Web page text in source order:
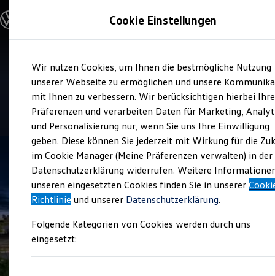
Hauptinhalt
springen
Footer
springen
Modelle und Konfigurator
Modelle vergleichen
Elektroautos
ENERGY Sondermodelle
Nutzfahrzeuge
SUV und CUV
Familienautos
Kombis
Kompaktwagen
Sportwagen
Schnell verfügbare Fahrzeuge
Angebote und Produkte
Aktuelle Angebote
E-Auto-Förderung
Volkswagen Marktplatz
Junge Gebrauchtwagen und Gebrauchtwagen
Volkswagen Zertifizierte Gebrauchtwagen
Zubehör- und Serviceangebote
Service
Autohaus Willy Ernst
4.7| 286 Bewertungen
Cookie Einstellungen
Wir nutzen Cookies, um Ihnen die bestmögliche Nutzung
unserer Webseite zu ermöglichen und unsere
mit Ihnen zu verbessern. Wir berücksichtigen hierbei Ihre
Präferenzen und verarbeiten Daten für Marketing,
und Personalisierung nur, wenn Sie uns Ihre Einwilligung
geben. Diese können Sie jederzeit mit Wirkung für die
im Cookie Manager (Meine Präferenzen verwalten) in der
Datenschutzerklärung widerrufen. Weitere
unseren eingesetzten Cookies finden Sie in unserer
Richtlinie und unserer Datenschutzerklärung.
Folgende Kategorien von Cookies werden durch uns
eingesetzt: